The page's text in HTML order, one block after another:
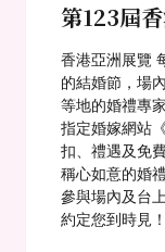
第123屆
香港亞洲展覽
的結婚節，場
等地的婚禮專
指定婚嫁網站
扣、禮遇及免
稱心如意的婚
參與場內及台
約定您到時見！